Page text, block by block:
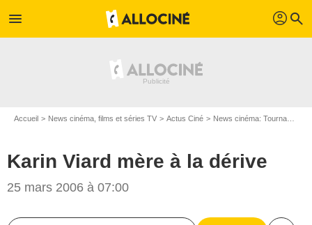
menu profil search
Accueil News cinéma, films et séries TV Actus Ciné News cinéma: Tournages
Karin Viard mère à la dérive
25 mars 2006 à 07:00